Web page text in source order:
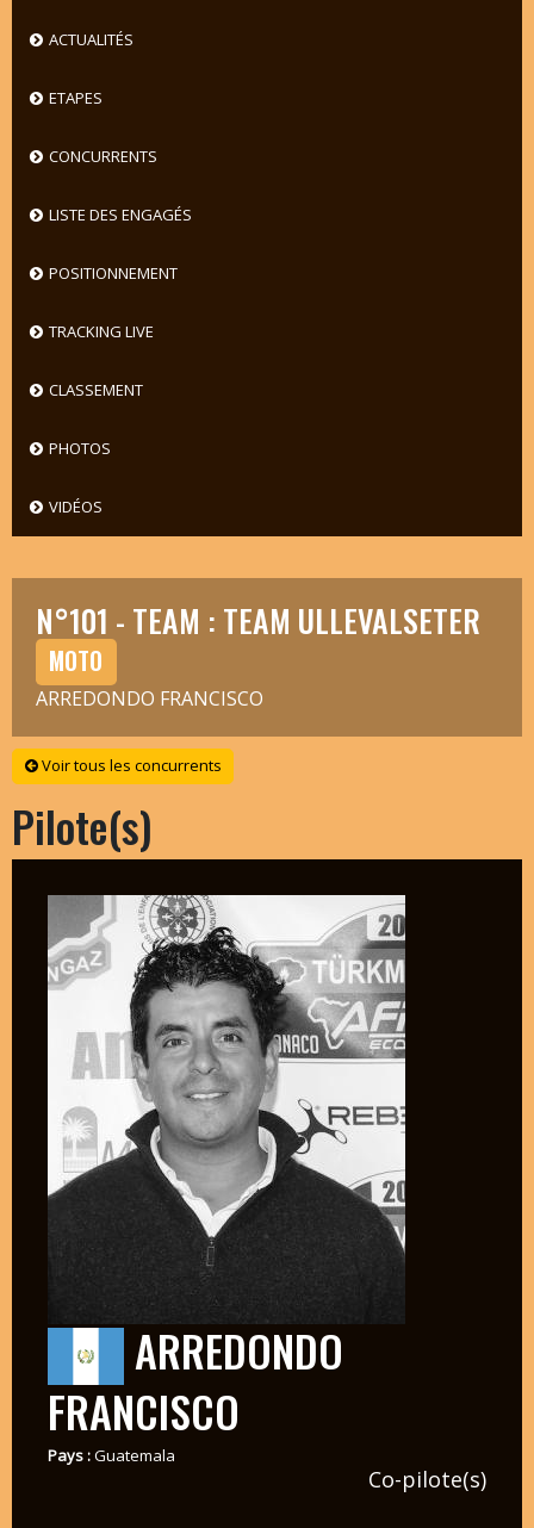
ACTUALITÉS
ETAPES
CONCURRENTS
LISTE DES ENGAGÉS
POSITIONNEMENT
TRACKING LIVE
CLASSEMENT
PHOTOS
VIDÉOS
N°101 - TEAM : TEAM ULLEVALSETER
MOTO
ARREDONDO FRANCISCO
Voir tous les concurrents
Pilote(s)
ARREDONDO
FRANCISCO
Pays :Guatemala
Co-pilote(s)